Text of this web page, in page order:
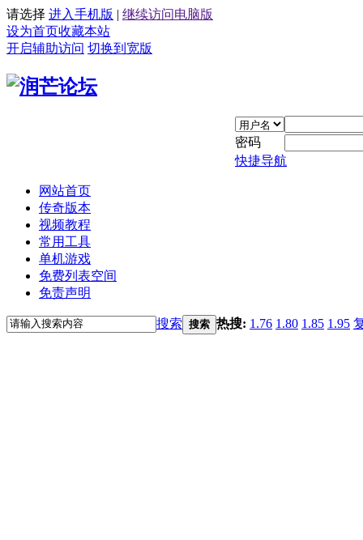
请选择 进入手机版 | 继续访问电脑版
设为首页收藏本站
开启辅助访问 切换到宽版
密码
快捷导航
网站首页
传奇版本
视频教程
常用工具
单机游戏
免费列表空间
免责声明
搜索 搜索 热搜: 1.76 1.80 1.85 1.95